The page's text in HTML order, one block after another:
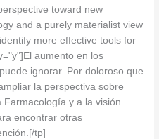
toward new
and a purely materialist view
more effective tools for
aumento en los
ignorar. Por doloroso que
la perspectiva sobre
Farmacología y a la visión
encontrar otras
tp]